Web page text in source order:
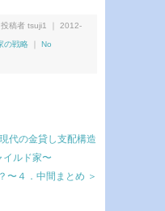
投稿者 tsuji1 ｜ 2012-
の戦略 No
代の金貸し支配構造
イルド家〜
〜４．中間まとめ ＞